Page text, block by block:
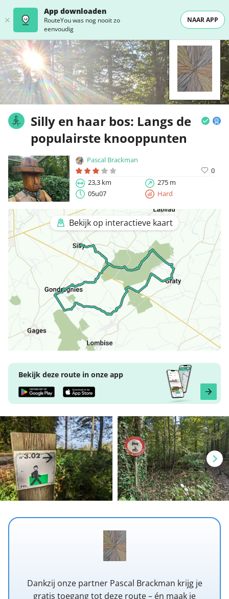
App downloaden
RouteYou was nog nooit zo
eenvoudig
NAAR APP
Silly en haar bos: Langs de
populairste knooppunten
Pascal Brackman
0
23,3 km
275 m
05u07
Hard
Bekijk op interactieve kaart
Bekijk deze route in onze app
Dankzij onze partner Pascal Brackman krijg je
gratis toegang tot deze route – én maak je